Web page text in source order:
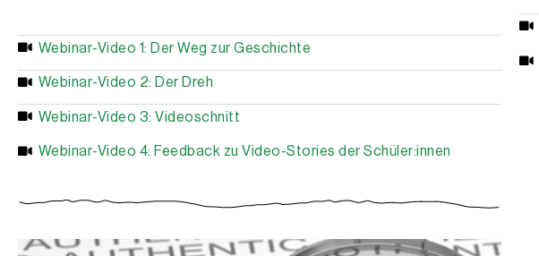
Webinar-Video 1: Der Weg zur Geschichte
Webinar-Video 2: Der Dreh
Webinar-Video 3: Videoschnitt
Webinar-Video 4: Feedback zu Video-Stories der Schüler:innen